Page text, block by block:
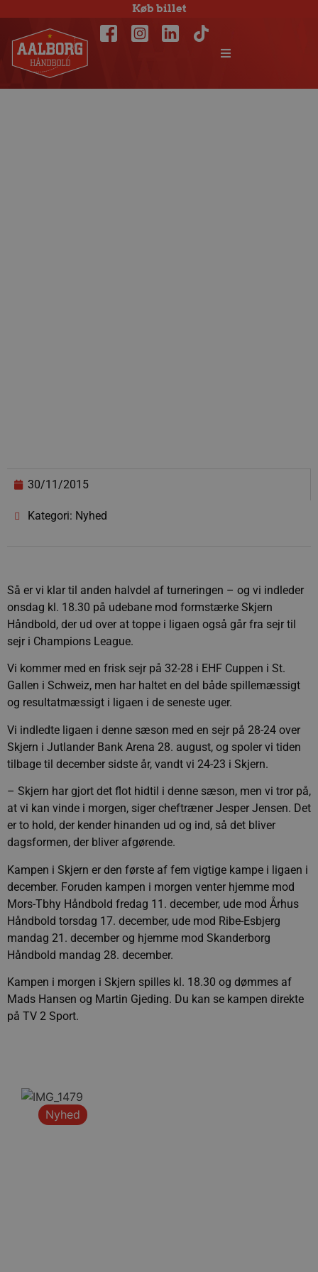
Køb billet
30/11/2015
Kategori: Nyhed
Så er vi klar til anden halvdel af turneringen – og vi indleder
onsdag kl. 18.30 på udebane mod formstærke Skjern
Håndbold, der ud over at toppe i ligaen også går fra sejr til
sejr i Champions League.
Vi kommer med en frisk sejr på 32-28 i EHF Cuppen i St.
Gallen i Schweiz, men har haltet en del både spillemæssigt
og resultatmæssigt i ligaen i de seneste uger.
Vi indledte ligaen i denne sæson med en sejr på 28-24 over
Skjern i Jutlander Bank Arena 28. august, og spoler vi tiden
tilbage til december sidste år, vandt vi 24-23 i Skjern.
– Skjern har gjort det flot hidtil i denne sæson, men vi tror på,
at vi kan vinde i morgen, siger cheftræner Jesper Jensen. Det
er to hold, der kender hinanden ud og ind, så det bliver
dagsformen, der bliver afgørende.
Kampen i Skjern er den første af fem vigtige kampe i ligaen i
december. Foruden kampen i morgen venter hjemme mod
Mors-Tbhy Håndbold fredag 11. december, ude mod Århus
Håndbold torsdag 17. december, ude mod Ribe-Esbjerg
mandag 21. december og hjemme mod Skanderborg
Håndbold mandag 28. december.
Kampen i morgen i Skjern spilles kl. 18.30 og dømmes af
Mads Hansen og Martin Gjeding. Du kan se kampen direkte
på TV 2 Sport.
Nyhed